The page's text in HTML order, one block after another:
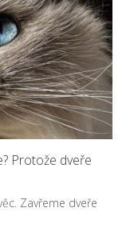
Protože dveře
Zavřeme dveře